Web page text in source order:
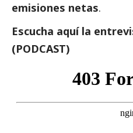
emisiones netas.
Escucha aquí la
(PODCAST)